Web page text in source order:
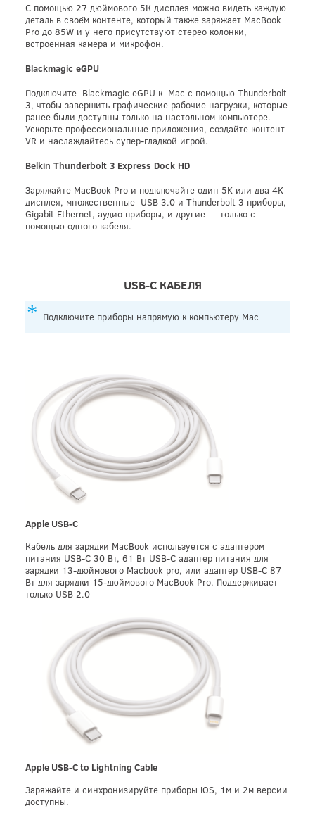
С помощью 27 дюймового 5К дисплея можно видеть каждую
деталь в своём контенте, который также заряжает MacBook
Pro до 85W и у него присутствуют стерео колонки,
встроенная камера и микрофон.
Blackmagic eGPU
Подключите Blackmagic eGPU к Mac с помощью Thunderbolt
3, чтобы завершить графические рабочие нагрузки, которые
ранее были доступны только на настольном компьютере.
Ускорьте профессиональные приложения, создайте контент
VR и наслаждайтесь супер-гладкой игрой.
Belkin Thunderbolt 3 Express Dock HD
Заряжайте MacBook Pro и подключайте один 5K или два 4K
дисплея, множественные USB 3.0 и Thunderbolt 3 приборы,
Gigabit Ethernet, аудио приборы, и другие — только с
помощью одного кабеля.
USB-C КАБЕЛЯ
Подключите приборы напрямую к компьютеру Mac
Apple USB-C
Кабель для зарядки MacBook используется с адаптером
питания USB-C 30 Вт, 61 Вт USB-C адаптер питания для
зарядки 13-дюймового Macbook pro, или адаптер USB-C 87
Вт для зарядки 15-дюймового MacBook Pro. Поддерживает
только USB 2.0
Apple USB-Cto Lightning Cable
Заряжайте и синхронизируйте приборы iOS, 1м и 2м версии
доступны.